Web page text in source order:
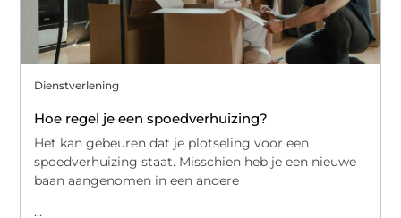
Dienstverlening
Hoe regel je een spoedverhuizing?
Het kan gebeuren dat je plotseling voor een
spoedverhuizing staat. Misschien heb je een nieuwe
baan aangenomen in een andere
...